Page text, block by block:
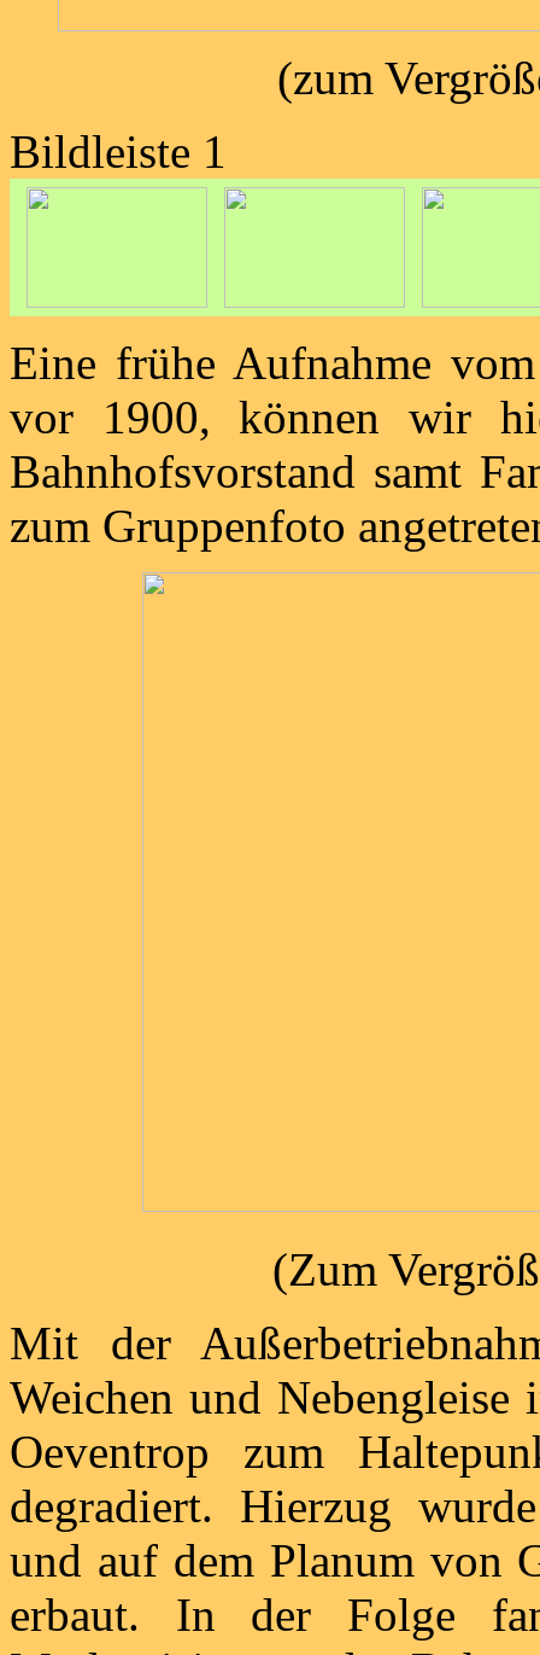
(zum
Bildleiste 1
Eine frühe Aufnahme
vor 1900, können wir
Bahnhofsvorstand samt
zum Gruppenfoto
(Zum
Mit der
Weichen und
Oeventrop zum
degradiert. Hierzug
und auf dem Planum von
erbaut. In der Folge